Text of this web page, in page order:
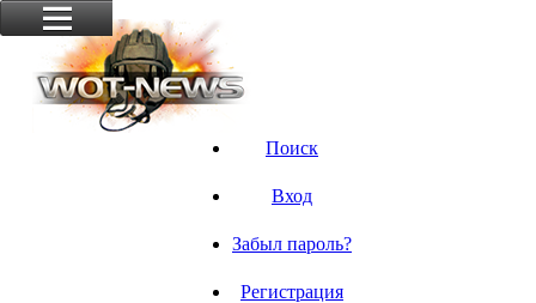
Поиск
Вход
Забыл пароль?
Регистрация